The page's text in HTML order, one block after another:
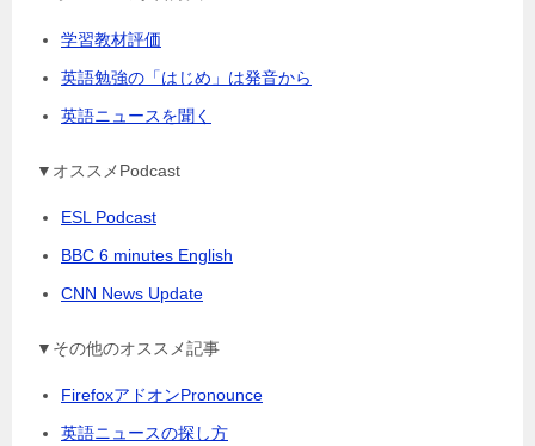
学習教材評価
英語勉強の「はじめ」は発音から
英語ニュースを聞く
▼オススメPodcast
ESL Podcast
BBC 6 minutes English
CNN News Update
▼その他のオススメ記事
FirefoxアドオンPronounce
英語ニュースの探し方